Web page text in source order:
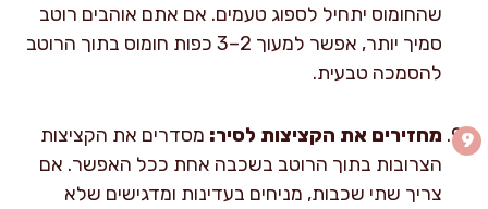
שהחומוס יתחיל לספוג טעמים. אם אתם אוהבים רוטב
סמיך יותר, אפשר למעוך 2–3 כפות חומוס בתוך הרוטב
להסמכה טבעית.
מחזירים את הקציצות לסיר: מסדרים את הקציצות
הצרובות בתוך הרוטב בשכבה אחת ככל האפשר. אם
צריך שתי שכבות, מניחים בעדינות ומדגישים שלא